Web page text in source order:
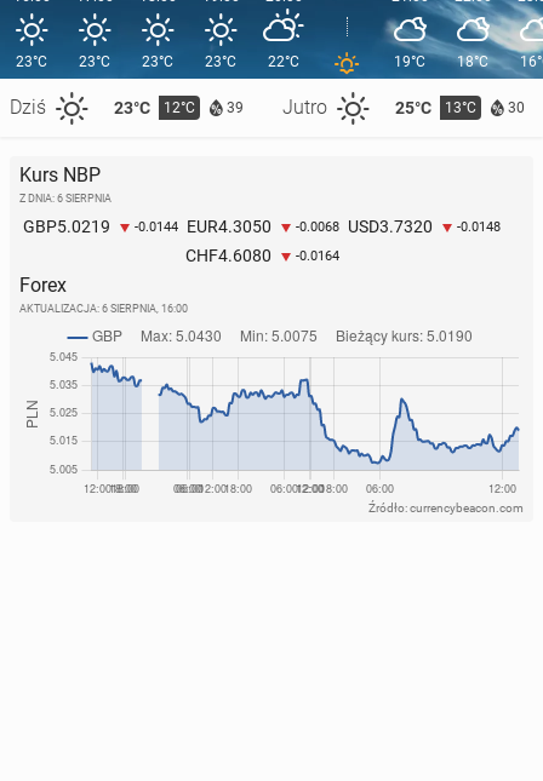
23°C
Dziś 23°C 12°C 39 Jutro 25°C 13°C 30
23°C 23°C 23°C 22°C 19°C 18°C
Kurs NBP
Z DNIA: 6 SIERPNIA
GBP5.0219 -0.0144 EUR4.3050 -0.0068 USD3.7320 -0.0148
CHF4.6080 -0.0164
Forex
AKTUALIZACJA: 6 SIERPNIA, 16:00
Źródło: currencybeacon.com